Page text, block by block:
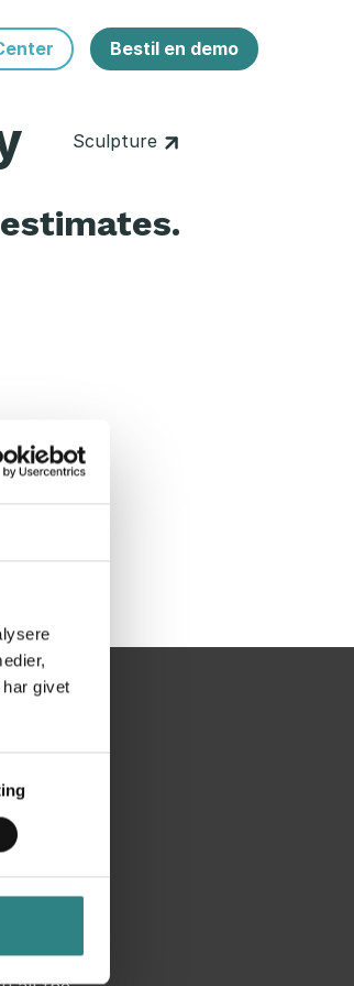
givet
Bestil en demo
Sculpture